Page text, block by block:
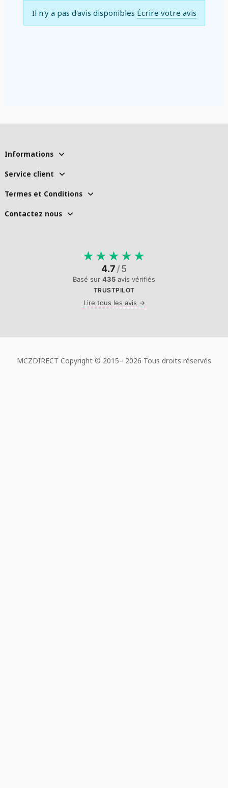
Il n'y a pas d'avis disponibles Écrire votre avis
Informations
Service client
Termes et Conditions
Contactez nous
★ ★ ★ ★ ★
4.7/5
Basé sur 435 avis vérifiés
TRUSTPILOT
Lire tous les avis →
MCZDIRECT Copyright © 2015– 2026 Tous droits réservés